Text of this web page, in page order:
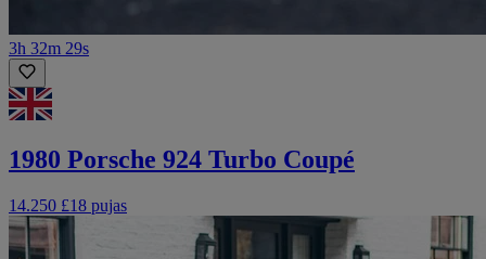
3h 32m 29s
1980 Porsche 924 Turbo Coupé
14.250 £18 pujas